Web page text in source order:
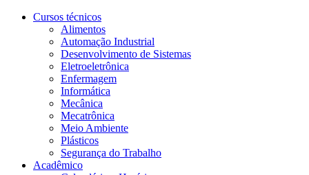
Cursos técnicos
Alimentos
Automação Industrial
Desenvolvimento de Sistemas
Eletroeletrônica
Enfermagem
Informática
Mecânica
Mecatrônica
Meio Ambiente
Plásticos
Segurança do Trabalho
Acadêmico